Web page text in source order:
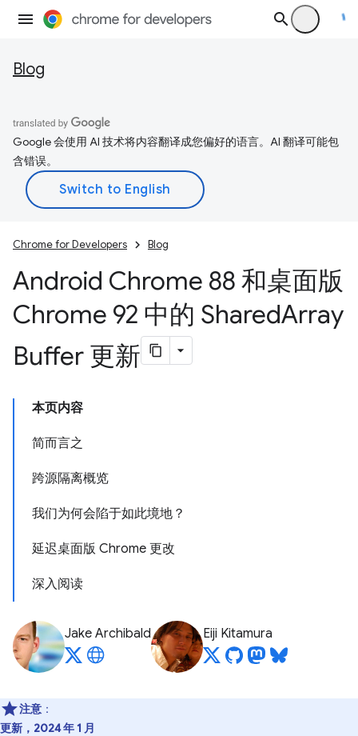
Blog
Google 会使用 AI 技术将内容翻译成您偏好的语言。AI 翻译可能包
含错误。
Chrome for Developers Blog
Android Chrome 88 和桌面版
Chrome 92 中的 SharedArray
Buffer 更新
本页内容
简而言之
跨源隔离概览
我们为何会陷于如此境地？
延迟桌面版 Chrome 更改
深入阅读
Jake Archibald Eiji Kitamura
注意 ：
更新，2024 年 1 月